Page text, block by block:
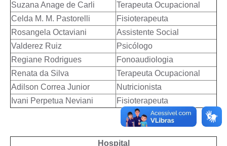
Suzana Anage de Carli
Terapeuta Ocupacional
Celda M. M. Pastorelli
Fisioterapeuta
Rosangela Octaviani
Assistente Social
Valderez Ruiz
Psicólogo
Regiane Rodrigues
Fonoaudiologia
Renata da Silva
Terapeuta Ocupacional
Adilson Correa Junior
Nutricionista
Ivani Perpetua Neviani
Fisioterapeuta
Hospital